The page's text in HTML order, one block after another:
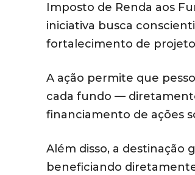
Imposto de Renda aos
iniciativa busca
fortalecimento de
A ação permite que
cada fundo —
financiamento de ações
Além disso, a destinação
beneficiando